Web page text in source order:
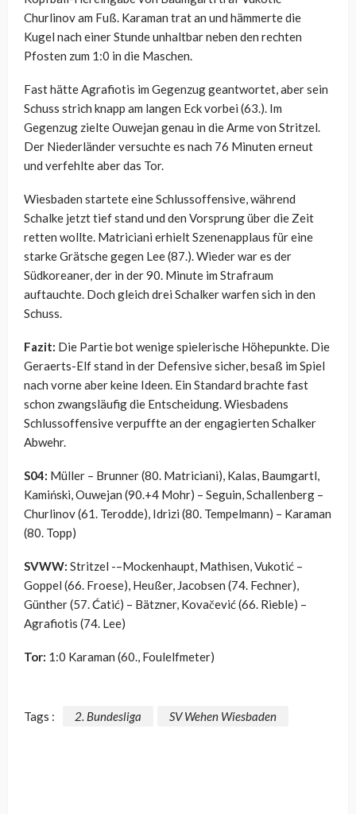
Churlinov am Fuß. Karaman trat an und hämmerte die
Kugel nach einer Stunde unhaltbar neben den rechten
Pfosten zum 1:0 in die Maschen.
Fast hätte Agrafiotis im Gegenzug geantwortet, aber sein
Schuss strich knapp am langen Eck vorbei (63.). Im
Gegenzug zielte Ouwejan genau in die Arme von Stritzel.
Der Niederländer versuchte es nach 76 Minuten erneut
und verfehlte aber das Tor.
Wiesbaden startete eine Schlussoffensive, während
Schalke jetzt tief stand und den Vorsprung über die Zeit
retten wollte. Matriciani erhielt Szenenapplaus für eine
starke Grätsche gegen Lee (87.). Wieder war es der
Südkoreaner, der in der 90. Minute im Strafraum
auftauchte. Doch gleich drei Schalker warfen sich in den
Schuss.
Fazit: Die Partie bot wenige spielerische Höhepunkte. Die
Geraerts-Elf stand in der Defensive sicher, besaß im Spiel
nach vorne aber keine Ideen. Ein Standard brachte fast
schon zwangsläufig die Entscheidung. Wiesbadens
Schlussoffensive verpuffte an der engagierten Schalker
Abwehr.
S04: Müller – Brunner (80. Matriciani), Kalas, Baumgartl,
Kamiński, Ouwejan (90.+4 Mohr) – Seguin, Schallenberg –
Churlinov (61. Terodde), Idrizi (80. Tempelmann) – Karaman
(80. Topp)
SVWW: Stritzel -–Mockenhaupt, Mathisen, Vukotić –
Goppel (66. Froese), Heußer, Jacobsen (74. Fechner),
Günther (57. Ćatić) – Bätzner, Kovačević (66. Rieble) –
Agrafiotis (74. Lee)
Tor: 1:0 Karaman (60., Foulelfmeter)
Tags : 2. Bundesliga SV Wehen Wiesbaden